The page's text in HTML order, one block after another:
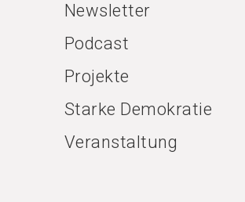
Newsletter
Podcast
Projekte
Starke Demokratie
Veranstaltung